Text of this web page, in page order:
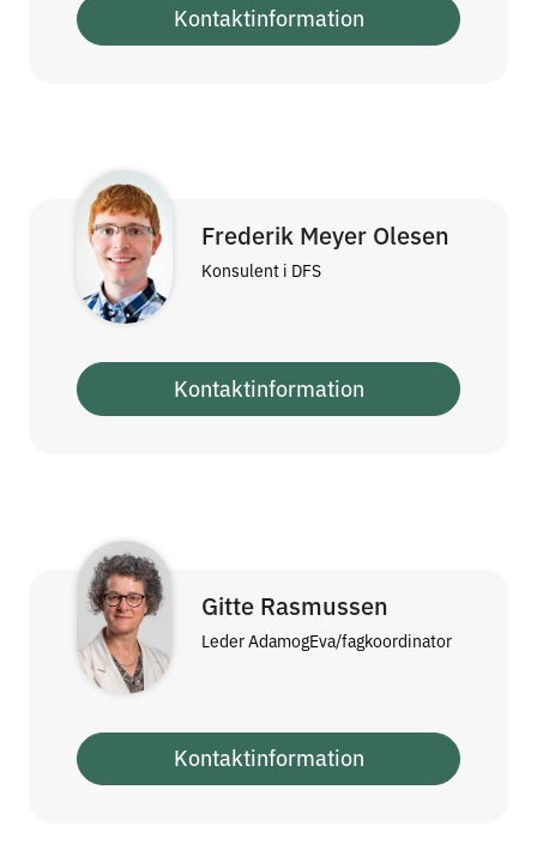
Kontaktinformation
Frederik Meyer Olesen
Konsulent i DFS
Kontaktinformation
Gitte Rasmussen
Leder AdamogEva/fagkoordinator
Kontaktinformation